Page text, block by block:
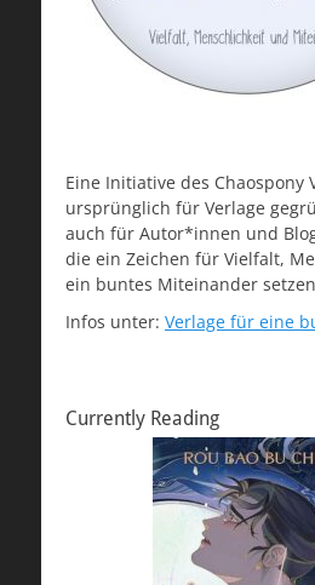
Eine Initiative des Chaospony
ursprünglich für Verlage
auch für Autor*innen und
die ein Zeichen für Vielfalt,
ein buntes Miteinander
Infos unter: Verlage für eine
Currently Reading